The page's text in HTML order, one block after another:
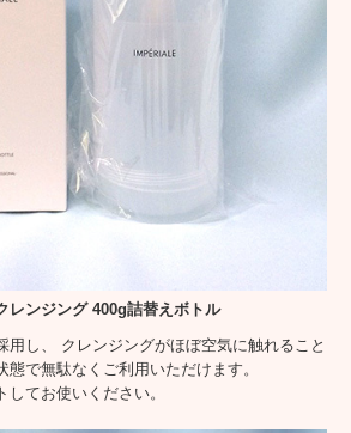
ンジング 400g詰替えボトル
用し、 クレンジングがほぼ空気に触れること
態で無駄なくご利用いただけます。
てお使いください。